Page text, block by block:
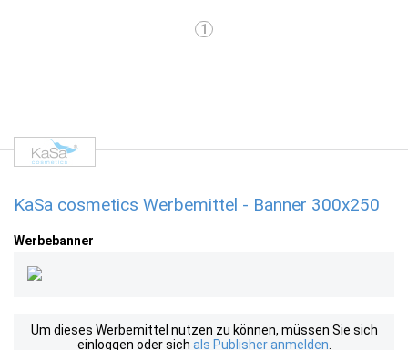
1
KaSa cosmetics Werbemittel - Banner 300x250
Werbebanner
Um dieses Werbemittel nutzen zu können, müssen Sie sich
einloggen oder sich als Publisher anmelden